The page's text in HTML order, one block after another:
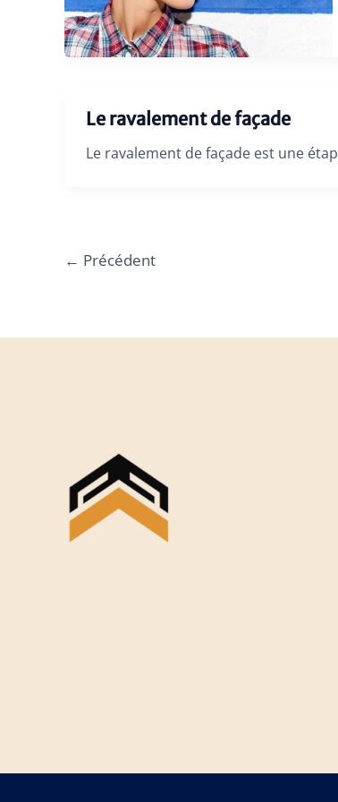
Le ravalement de façade
Le ravalement de façade est une
← Précédent